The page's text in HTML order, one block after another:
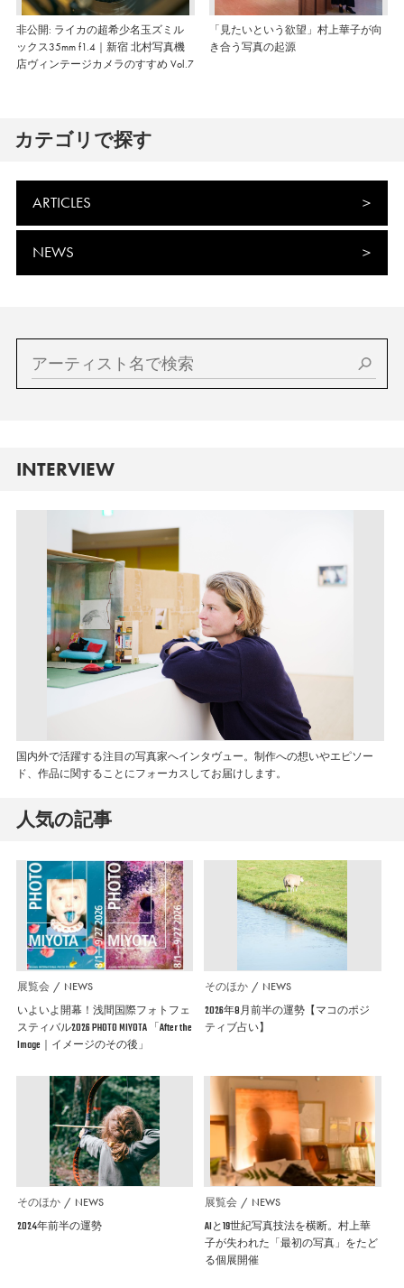
非公開: ライカの超希少名玉ズミル
ックス35mm f1.4｜新宿 北村写真機
店ヴィンテージカメラのすすめ Vol.7
「見たいという欲望」村上華子が向
き合う写真の起源
カテゴリで探す
ARTICLES
NEWS
INTERVIEW
国内外で活躍する注目の写真家へインタヴュー。制作への想いやエピソー
ド、作品に関することにフォーカスしてお届けします。
人気の記事
展覧会 NEWS
いよいよ開幕！浅間国際フォトフェ
スティバル2026 PHOTO MIYOTA 「After the
Image｜イメージのその後」
そのほか NEWS
2026年8月前半の運勢【マコのポジ
ティブ占い】
そのほか NEWS
2024年前半の運勢
展覧会 NEWS
AIと19世紀写真技法を横断。村上華
子が失われた「最初の写真」をたど
る個展開催